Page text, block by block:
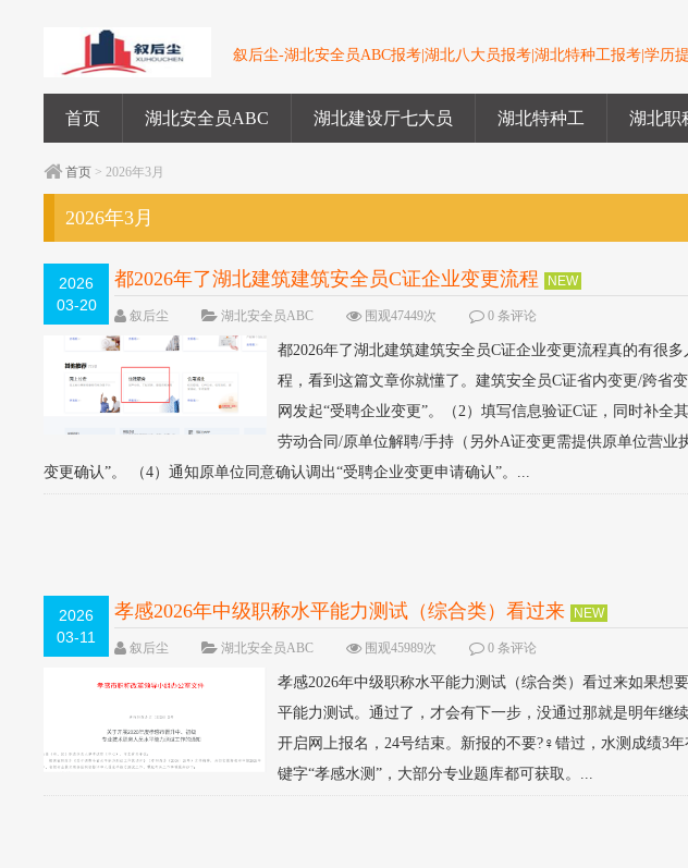
叙后尘-湖北安全员ABC报考|湖北八大员报考|湖北特种工报考|学历
首页 湖北安全员ABC 湖北建设厅七大员 湖北特种工 湖北职
首页 > 2026年3月
2026年3月
2026
03-20
都2026年了湖北建筑建筑安全员C证企业变更流程 NEW
叙后尘 湖北安全员ABC 围观47449次 0 条评论
都2026年了湖北建筑建筑安全员C证企业变更流程真的有很
程，看到这篇文章你就懂了。建筑安全员C证省内变更/跨省
网发起“受聘企业变更”。（2）填写信息验证C证，同时补全
劳动合同/原单位解聘/手持（另外A证变更需提供原单位营业
变更确认”。 （4）通知原单位同意确认调出“受聘企业变更申请确认”。...
2026
03-11
孝感2026年中级职称水平能力测试（综合类）看过来 NEW
叙后尘 湖北安全员ABC 围观45989次 0 条评论
孝感2026年中级职称水平能力测试（综合类）看过来如果想
平能力测试。通过了，才会有下一步，没通过那就是明年继
开启网上报名，24号结束。新报的不要?‍♀️错过，水测成绩3
键字“孝感水测”，大部分专业题库都可获取。...